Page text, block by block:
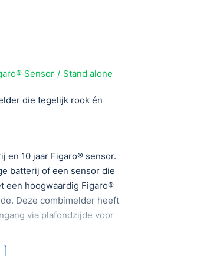
Sensor Stand alone
die tegelijk rook én
en 10 jaar Figaro® sensor.
batterij of een sensor die
een hoogwaardig Figaro®
Deze combimelder heeft
via plafondzijde voor